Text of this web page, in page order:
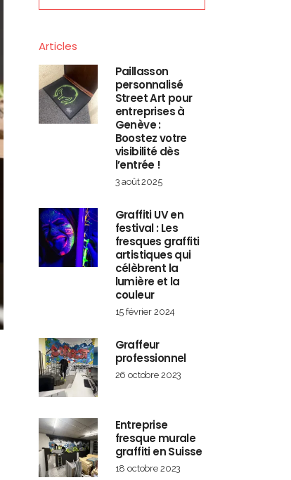
Articles
Paillasson
personnalisé
Street Art pour
entreprises à
Genève :
Boostez votre
visibilité dès
l’entrée !
3 août 2025
Graffiti UV en
festival : Les
fresques graffiti
artistiques qui
célèbrent la
lumière et la
couleur
15 février 2024
Graffeur
professionnel
26 octobre 2023
Entreprise
fresque murale
graffiti en Suisse
18 octobre 2023